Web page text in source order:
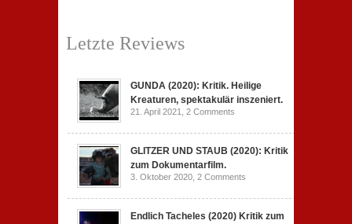
Letzte Reviews
GUNDA (2020): Kritik. Heilige
Kreaturen, spektakulär inszeniert.
21. April 2021, 2 Comments
GLITZER UND STAUB (2020): Kritik
zum Dokumentarfilm.
3. Oktober 2020, 2 Comments
Endlich Tacheles (2020) Kritik zum